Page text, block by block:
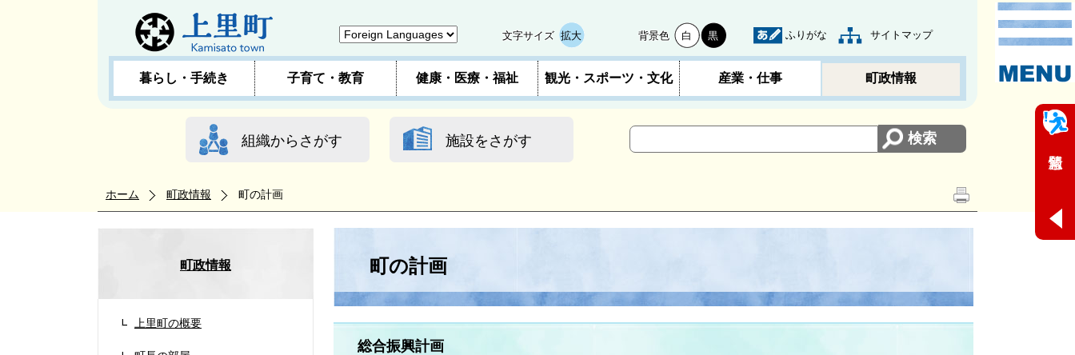
文字サイズ 拡大 背景色 白 黒 ふりがな サイトマップ
暮らし・手続き 子育て・教育 健康・医療・福祉 観光・スポーツ・文化 産業・仕事 町政情報
組織からさがす 施設をさがす
ホーム 町政情報 町の計画
町政情報
上里町の概要
町の計画
総合振興計画